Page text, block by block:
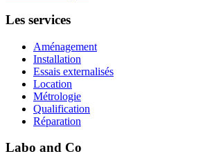
Les services
Aménagement
Installation
Essais externalisés
Location
Métrologie
Qualification
Réparation
Labo and Co